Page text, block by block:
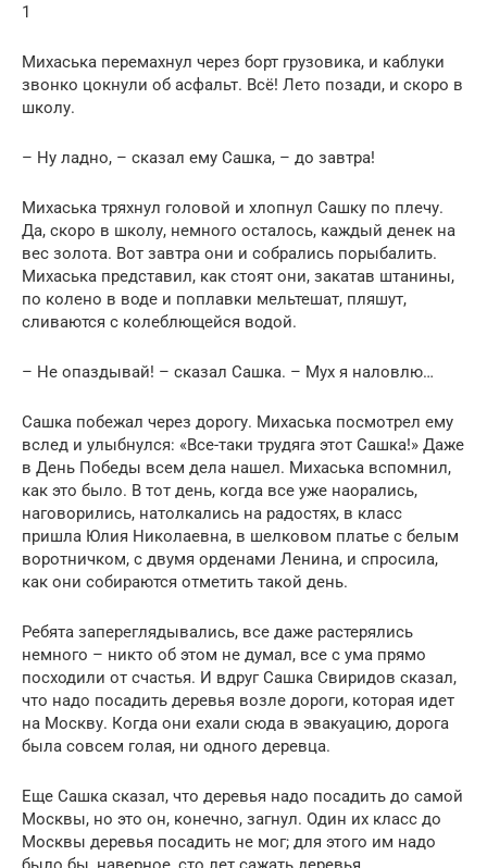
1
Михаська перемахнул через борт грузовика, и каблуки
звонко цокнули об асфальт. Всё! Лето позади, и скоро в
школу.
– Ну ладно, – сказал ему Сашка, – до завтра!
Михаська тряхнул головой и хлопнул Сашку по плечу.
Да, скоро в школу, немного осталось, каждый денек на
вес золота. Вот завтра они и собрались порыбалить.
Михаська представил, как стоят они, закатав штанины,
по колено в воде и поплавки мельтешат, пляшут,
сливаются с колеблющейся водой.
– Не опаздывай! – сказал Сашка. – Мух я наловлю…
Сашка побежал через дорогу. Михаська посмотрел ему
вслед и улыбнулся: «Все-таки трудяга этот Сашка!» Даже
в День Победы всем дела нашел. Михаська вспомнил,
как это было. В тот день, когда все уже наорались,
наговорились, натолкались на радостях, в класс
пришла Юлия Николаевна, в шелковом платье с белым
воротничком, с двумя орденами Ленина, и спросила,
как они собираются отметить такой день.
Ребята запереглядывались, все даже растерялись
немного – никто об этом не думал, все с ума прямо
посходили от счастья. И вдруг Сашка Свиридов сказал,
что надо посадить деревья возле дороги, которая идет
на Москву. Когда они ехали сюда в эвакуацию, дорога
была совсем голая, ни одного деревца.
Еще Сашка сказал, что деревья надо посадить до самой
Москвы, но это он, конечно, загнул. Один их класс до
Москвы деревья посадить не мог; для этого им надо